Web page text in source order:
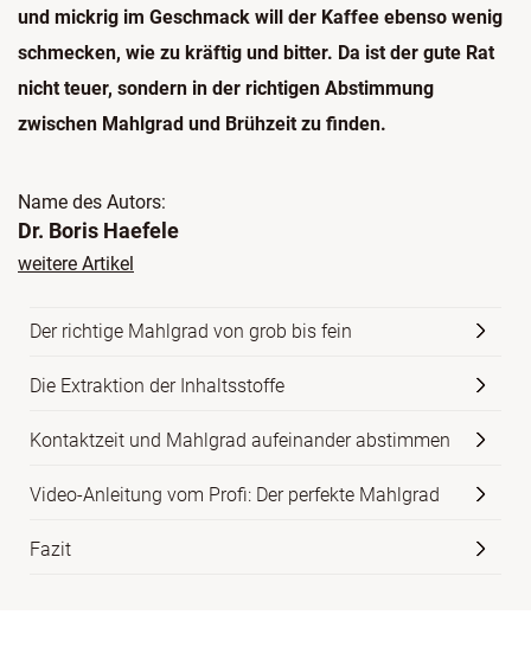
und mickrig im Geschmack will der Kaffee ebenso wenig
schmecken, wie zu kräftig und bitter. Da ist der gute Rat
nicht teuer, sondern in der richtigen Abstimmung
zwischen Mahlgrad und Brühzeit zu finden.
Name des Autors:
Dr. Boris Haefele
weitere Artikel
Der richtige Mahlgrad von grob bis fein
Die Extraktion der Inhaltsstoffe
Kontaktzeit und Mahlgrad aufeinander abstimmen
Video-Anleitung vom Profi: Der perfekte Mahlgrad
Fazit